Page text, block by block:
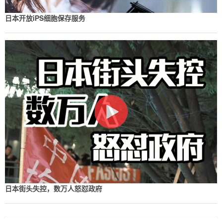
日本开放iPS细胞保存服务
日本街头失控，数万人怒怼政府